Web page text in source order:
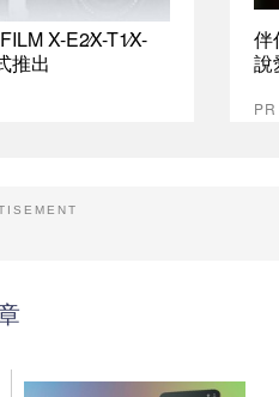
X-E2∕X-T1∕X-
推出
伴
說